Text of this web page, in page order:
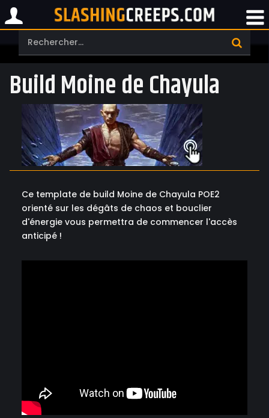
Build Moine de Chayula
Ce template de build Moine de Chayula POE2
orienté sur les dégâts de chaos et bouclier
d'énergie vous permettra de commencer l'accès
anticipé !